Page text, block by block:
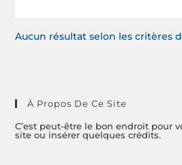
Aucun résultat selon les critères
À Propos De Ce Site
C’est peut-être le bon endroit pour
site ou insérer quelques crédits.